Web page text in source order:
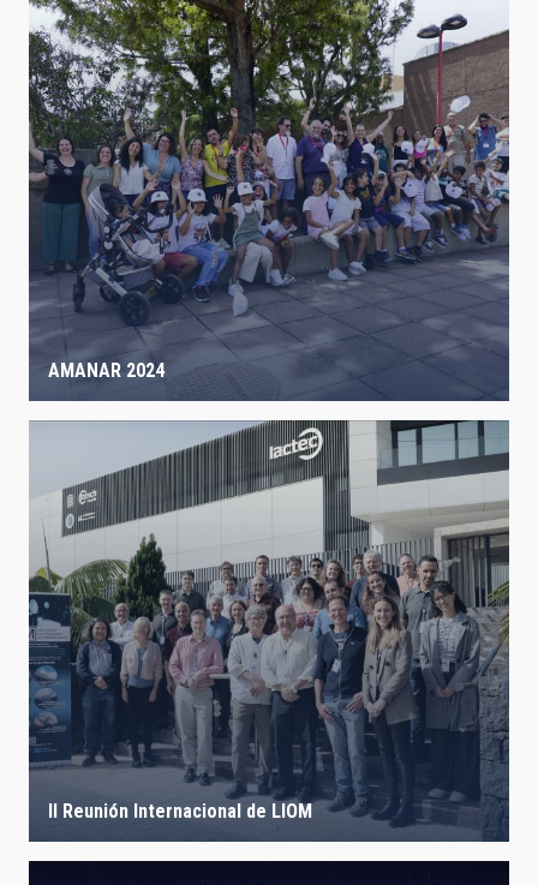
AMANAR 2024
II Reunión Internacional de LIOM